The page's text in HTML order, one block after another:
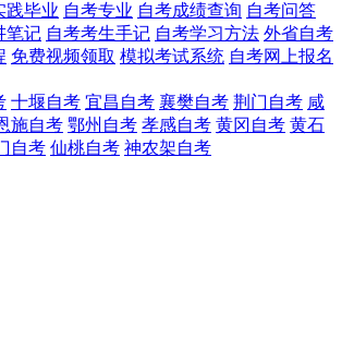
践毕业 自考专业 自考成绩查询 自考问答
笔记 自考考生手记 自考学习方法 外省自考
免费视频领取 模拟考试系统 自考网上报名
十堰自考 宜昌自考 襄樊自考 荆门自考 咸
施自考 鄂州自考 孝感自考 黄冈自考 黄石
自考 仙桃自考 神农架自考